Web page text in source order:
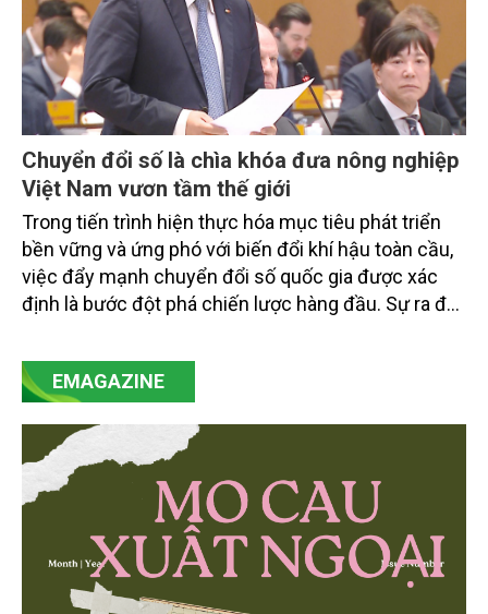
Chuyển đổi số là chìa khóa đưa nông nghiệp
Việt Nam vươn tầm thế giới
Trong tiến trình hiện thực hóa mục tiêu phát triển
bền vững và ứng phó với biến đổi khí hậu toàn cầu,
việc đẩy mạnh chuyển đổi số quốc gia được xác
định là bước đột phá chiến lược hàng đầu. Sự ra đời
mạnh mẽ, thúc đẩy quá trình cải cách toàn diện,
minh bạch hóa chuỗi cung ứng và nâng cao hiệu
then chốt là nông nghiệp và môi trường.
EMAGAZINE